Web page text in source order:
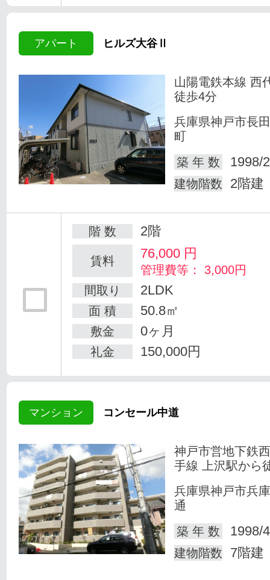
アパート ヒルズ大谷Ⅱ
山陽電鉄本線 西
徒歩4分
兵庫県神戸市長
町
築 年 数
1998/
建物階数 2階建
階 数 2階
賃料 76,000 円
管理費等： 3,000円
間取り
2LDK
面 積 50.8㎡
敷金 0ヶ月
礼金 150,000円
マンション コンセール中道
神戸市営地下鉄
手線 上沢駅から
兵庫県神戸市兵
通
築 年 数
1998/
建物階数 7階建